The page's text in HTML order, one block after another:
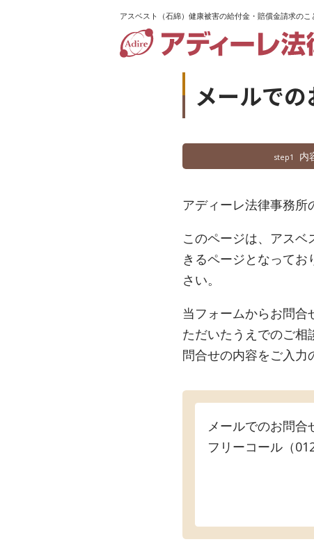
アスベスト（石綿）健康被害の給付金・賠償金請求のこ
メールで
step1 内
アディーレ法律事務所
このページは、アス
きるページとなって
さい。
当フォームからお問合
ただいたうえでのご相
問合せの内容をご入力
メールでのお問合
フリーコール（